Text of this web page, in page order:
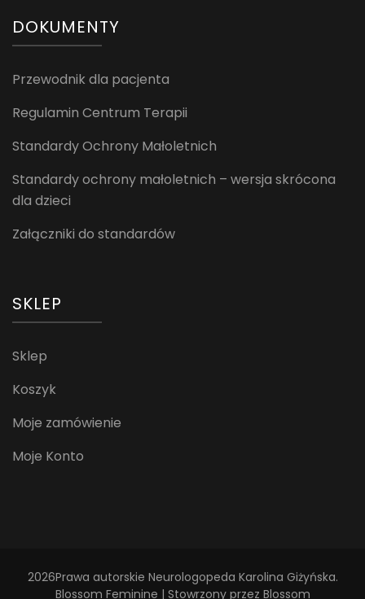
DOKUMENTY
Przewodnik dla pacjenta
Regulamin Centrum Terapii
Standardy Ochrony Małoletnich
Standardy ochrony małoletnich – wersja skrócona
dla dzieci
Załączniki do standardów
SKLEP
Sklep
Koszyk
Moje zamówienie
Moje Konto
2026Prawa autorskie Neurologopeda Karolina Giżyńska.
Blossom Feminine | Stowrzony przez Blossom